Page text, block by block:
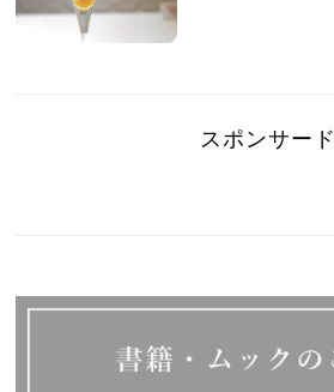
スポンサード